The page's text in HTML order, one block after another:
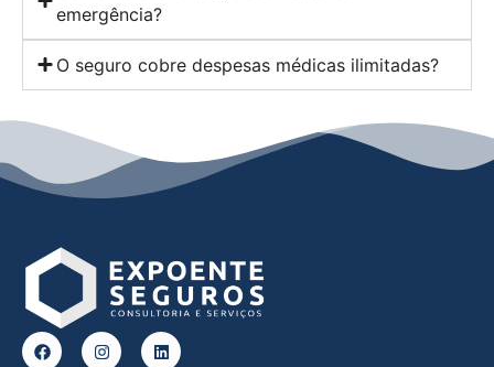
emergência?
O seguro cobre despesas médicas ilimitadas?